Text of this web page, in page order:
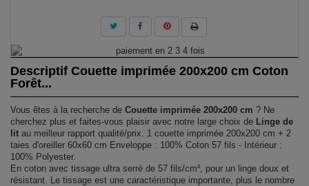
Descriptif Couette imprimée 200x200 cm Coton
Forêt...
Vous êtes à la recherche de Couette imprimée 200x200 cm ? Ne
cherchez plus et faites-vous plaisir avec notre large choix de Linge de
lit au meilleur rapport qualité/prix. 1 couette imprimée 200x200 cm + 2
taies d'oreiller 60x60 cm Enveloppe : 100% Coton 57 fils - Intérieur :
100% Polyester.
En coton avec tissage ultra serré de 57 fils/cm², pour un linge doux et
résistant. Le tissage est une caractéristique importante, plus le nombre